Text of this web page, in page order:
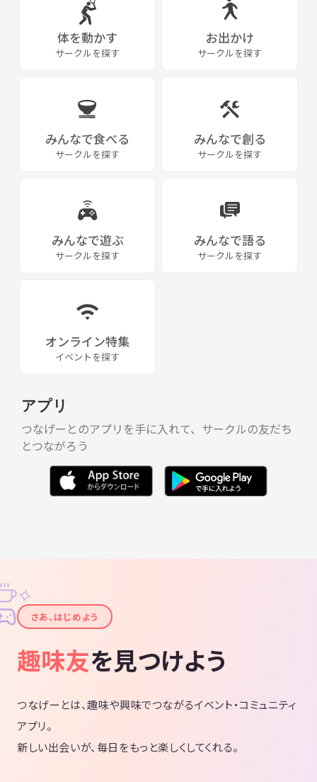
体を動かす
サークルを探す
お出かけ
サークルを探す
みんなで食べる
サークルを探す
みんなで創る
サークルを探す
みんなで遊ぶ
サークルを探す
みんなで語る
サークルを探す
オンライン特集
イベントを探す
アプリ
つなげーとのアプリを手に入れて、サークルの友だち
とつながろう
✦
✧
さあ、はじめよう
趣味友を見つけよう
つなげーとは、趣味や興味でつながるイベント・コミュニティ
アプリ。
新しい出会いが、毎日をもっと楽しくしてくれる。